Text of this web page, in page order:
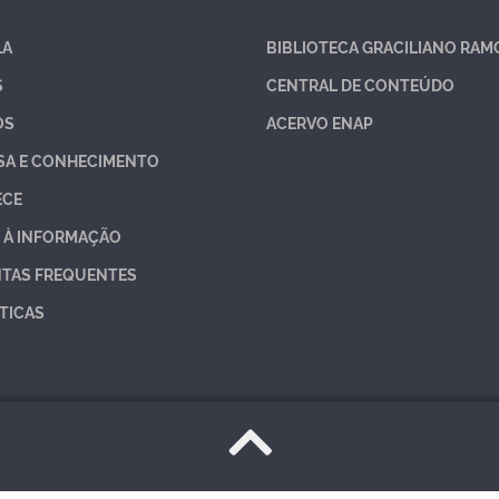
E CONHECIMENTO
INFORMAÇÃO
FREQUENTES
BIBLIOTECA GRACILIANO
CENTRAL DE CONTEÚDO
ACERVO ENAP